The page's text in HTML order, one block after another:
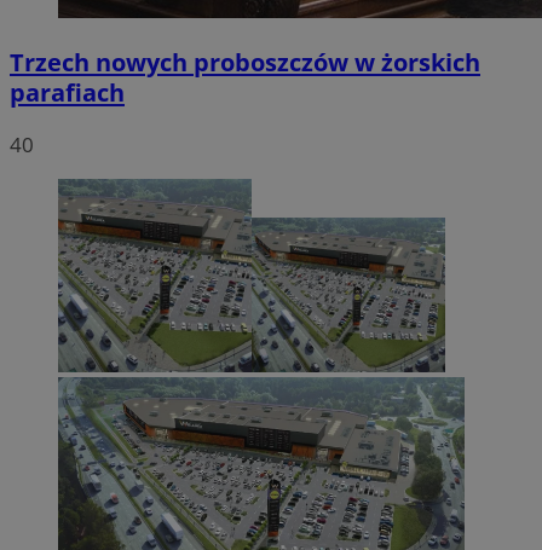
Trzech nowych proboszczów w żorskich
parafiach
40